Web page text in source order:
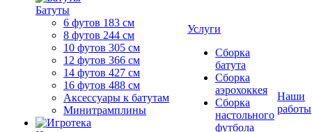
Батуты
6 футов 183 см
8 футов 244 см
10 футов 305 см
12 футов 366 см
14 футов 427 см
16 футов 488 см
Аксессуары к батутам
Минитрамплины
Услуги
Сборка
батута
Сборка
аэрохоккея
Сборка
настольного
футбола
Наши
работы